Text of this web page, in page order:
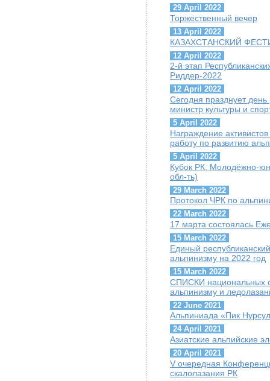
29 April 2022
Торжественный вечер
13 April 2022
КАЗАХСТАНСКИЙ
12 April 2022
2-й этап
Риддер-2022
12 April 2022
Сегодня празднует
министр культуры и
5 April 2022
Награждение
работу по развитию
5 April 2022
Кубок РК, Молодёжно-
обл-ть)
29 March 2022
Протокол ЧРК по
22 March 2022
17 марта состоялась
15 March 2022
Единый
альпинизму на 2022 год
15 March 2022
СПИСКИ национальных
альпинизму и
22 June 2021
Альпиниада «Пик
24 April 2021
Азиатские альпийские
20 April 2021
V очередная
скалолазания РК